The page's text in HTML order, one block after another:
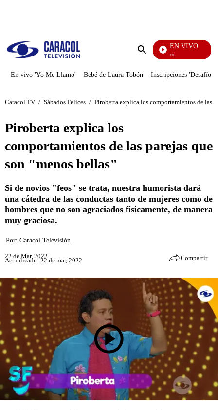
Enviar
EN VIVO
Noticias Caracol
En vivo 'Yo Me Llamo' Bebé de Laura Tobón Inscripciones 'Desafío'
Caracol TV / Sábados Felices / Piroberta explica los comportamientos de las
Piroberta explica los
comportamientos de las parejas que
son "menos bellas"
Si de novios "feos" se trata, nuestra humorista dará
una cátedra de las conductas tanto de mujeres como de
hombres que no son agraciados físicamente, de manera
muy graciosa.
Por: Caracol Televisión
22 de Mar, 2022
Actualizado: 22 de mar, 2022 Compartir